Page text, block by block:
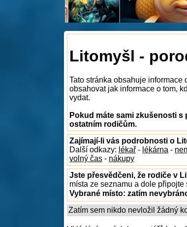
Litomyšl -
Tato stránka obsahuje
obsahovat jak informace o tom,
vydat.
Pokud máte sami zkušenosti
ostatním rodičům.
Zajímají-li vás podrobnosti o
Další odkazy: lékař - lékárna -
volný čas - nákupy
Jste přesvědčeni, že rodiče v
místa ze seznamu a dole
Vybrané místo: zatím
Zatím sem nikdo nevložil žádný